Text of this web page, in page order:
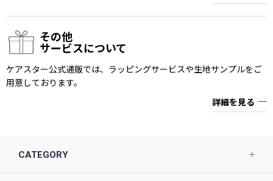
その他
サービスについて
ケアスター公式通販では、ラッピングサービスや生地サンプルをご
用意しております。
詳細を見る
CATEGORY